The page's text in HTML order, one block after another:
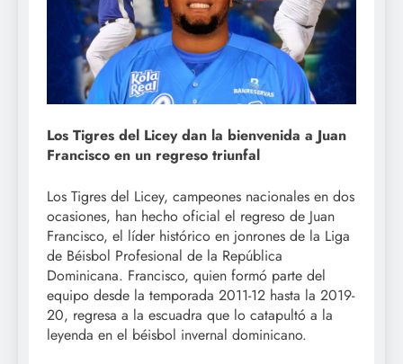
Los Tigres del Licey dan la bienvenida a Juan
Francisco en un regreso triunfal
Los Tigres del Licey, campeones nacionales en dos
ocasiones, han hecho oficial el regreso de Juan
Francisco, el líder histórico en jonrones de la Liga
de Béisbol Profesional de la República
Dominicana. Francisco, quien formó parte del
equipo desde la temporada 2011-12 hasta la 2019-
20, regresa a la escuadra que lo catapultó a la
leyenda en el béisbol invernal dominicano.